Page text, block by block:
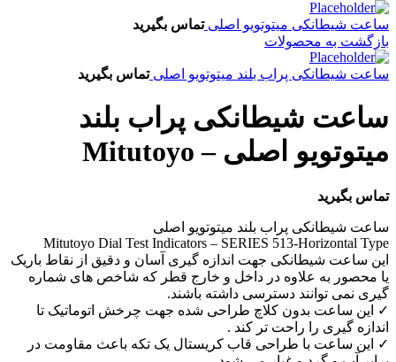
ساعت شیطانکی میتوتویو اصلیتماس بگیرید
بازگشت به محصولات
ساعت شیطانکی پراب بلند میتوتویو اصلیتماس بگیرید
ساعت شیطانکی پراب بلند
میتوتویو اصلی – Mitutoyo
تماس بگیرید
ساعت شیطانکی پراب بلند میتوتویو اصلی
Mitutoyo Dial Test Indicators – SERIES 513-Horizontal Type
این ساعت شیطانکی جهت اندازه گیری آسان و دقیق از نقاط باریک
یا محصور به علاوه در داخل و خارج قطر که شاخص های شماره
گیری نمی توانند دسترسی داشته باشند.
✓ این ساعت بدون کلاچ طراحی شده جهت چرخش اتوماتیک تا
اندازه گیری را راحت تر کند .
✓ این ساعت با طراحی قاب کریستال یک تکه باعث مقاومت در